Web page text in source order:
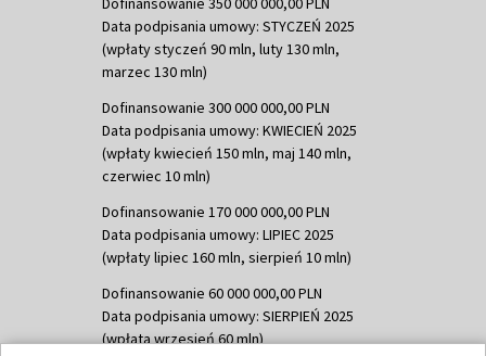
Data podpisania umowy: STYCZEŃ 2025
(wpłaty styczeń 90 mln, luty 130 mln,
marzec 130 mln)
Dofinansowanie 300 000 000,00 PLN
Data podpisania umowy: KWIECIEŃ 2025
(wpłaty kwiecień 150 mln, maj 140 mln,
czerwiec 10 mln)
Dofinansowanie 170 000 000,00 PLN
Data podpisania umowy: LIPIEC 2025
(wpłaty lipiec 160 mln, sierpień 10 mln)
Dofinansowanie 60 000 000,00 PLN
Data podpisania umowy: SIERPIEŃ 2025
(wpłata wrzesień 60 mln)